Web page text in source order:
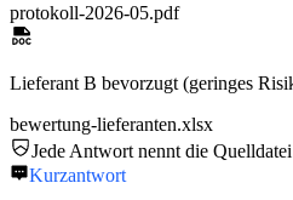
protokoll-2026-05.pdf
Lieferant B bevorzugt (geringes
bewertung-lieferanten.xlsx
Jede Antwort nennt die Quelldatei
Kurzantwort